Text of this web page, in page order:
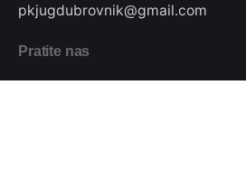
pkjugdubrovnik@gmail.com
Pratite nas